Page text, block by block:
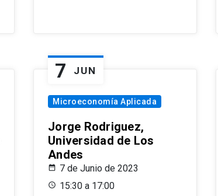
7 JUN
Microeconomía Aplicada
Jorge Rodriguez,
Universidad de Los
Andes
7 de Junio de 2023
15:30 a 17:00